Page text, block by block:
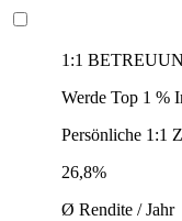
1:1
Werde Top 1 %
Persönliche 1:1
26,8%
Ø Rendite / Jahr